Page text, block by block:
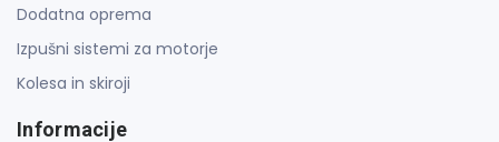
Dodatna oprema
Izpušni sistemi za motorje
Kolesa in skiroji
Informacije